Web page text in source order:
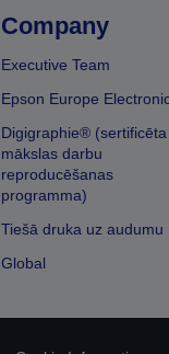
Company
Executive Team
Epson Europe
Digigraphie® (sertificēta
mākslas darbu
reproducēšanas
programma)
Tiešā druka uz audumu
Global